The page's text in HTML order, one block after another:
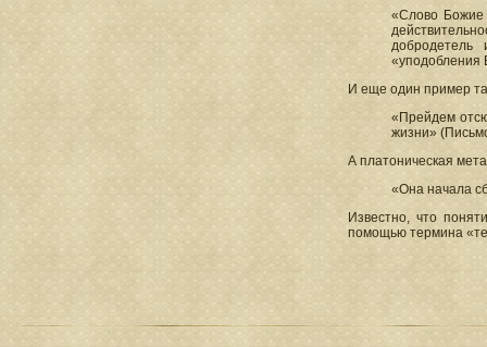
«Слово Божие
добродетель
«уподобления
И еще один пример
«Прейдем
жизни»
А платоническая
«Она начала
Известно, что
помощью термина